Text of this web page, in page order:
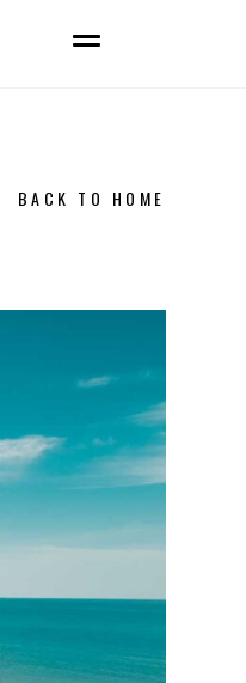
BACK TO HOME